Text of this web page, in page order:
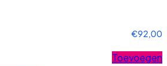
€92,00
Toevoegen